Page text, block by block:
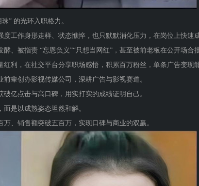
” 的光环入职格力。
工作身形走样、状态憔悴，也只默默消化压力，在岗位上快速
、被指责 “忘恩负义”“只想当网红”，甚至被前老板在公开场合
利，在社交平台分享职场感悟，积累百万粉丝，单条广告变现
辈创办影视传媒公司，深耕广告与影视赛道。
亿点击与高口碑，用实打实的成绩证明自己。
是以成熟姿态坦然和解。
、销售额突破五百万，实现口碑与商业的双赢。